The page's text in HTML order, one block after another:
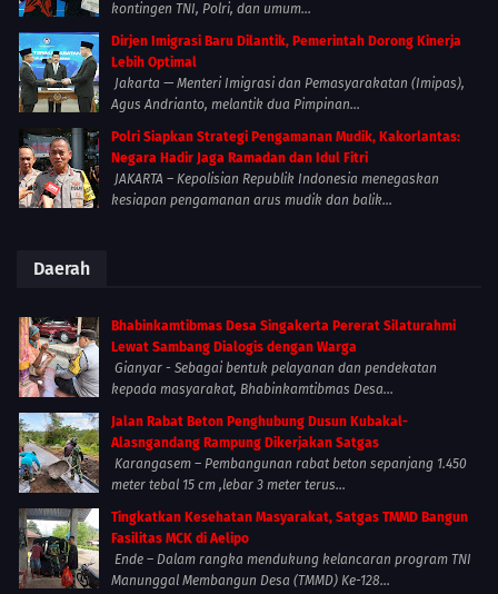
kontingen TNI, Polri, dan umum...
Dirjen Imigrasi Baru Dilantik, Pemerintah Dorong Kinerja
Lebih Optimal
Jakarta — Menteri Imigrasi dan Pemasyarakatan (Imipas),
Agus Andrianto, melantik dua Pimpinan...
Polri Siapkan Strategi Pengamanan Mudik, Kakorlantas:
Negara Hadir Jaga Ramadan dan Idul Fitri
JAKARTA – Kepolisian Republik Indonesia menegaskan
kesiapan pengamanan arus mudik dan balik...
Daerah
Bhabinkamtibmas Desa Singakerta Pererat Silaturahmi
Lewat Sambang Dialogis dengan Warga
Gianyar - Sebagai bentuk pelayanan dan pendekatan
kepada masyarakat, Bhabinkamtibmas Desa...
Jalan Rabat Beton Penghubung Dusun Kubakal-
Alasngandang Rampung Dikerjakan Satgas
Karangasem – Pembangunan rabat beton sepanjang 1.450
meter tebal 15 cm ,lebar 3 meter terus...
Tingkatkan Kesehatan Masyarakat, Satgas TMMD Bangun
Fasilitas MCK di Aelipo
Ende – Dalam rangka mendukung kelancaran program TNI
Manunggal Membangun Desa (TMMD) Ke-128...